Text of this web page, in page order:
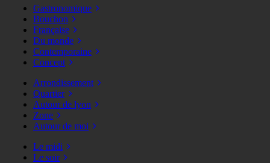
Gastronomique
Bouchon
Française
Du monde
Contemporaine
Concept
Arrondissement
Quartier
Autour de lyon
Zone
Autour de moi
Le midi
Le soir